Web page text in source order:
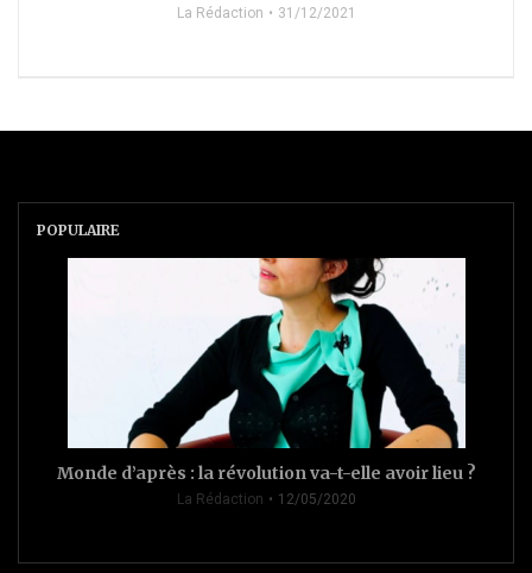
La Rédaction 31/12/2021
POPULAIRE
Monde d’après : la révolution va-t-elle avoir lieu ?
La Rédaction 12/05/2020